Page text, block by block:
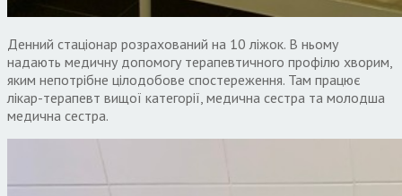
Денний стаціонар розрахований на 10 ліжок. В ньому
надають медичну допомогу терапевтичного профілю хворим,
яким непотрібне цілодобове спостереження. Там працює
лікар-терапевт вищої категорії, медична сестра та молодша
медична сестра.